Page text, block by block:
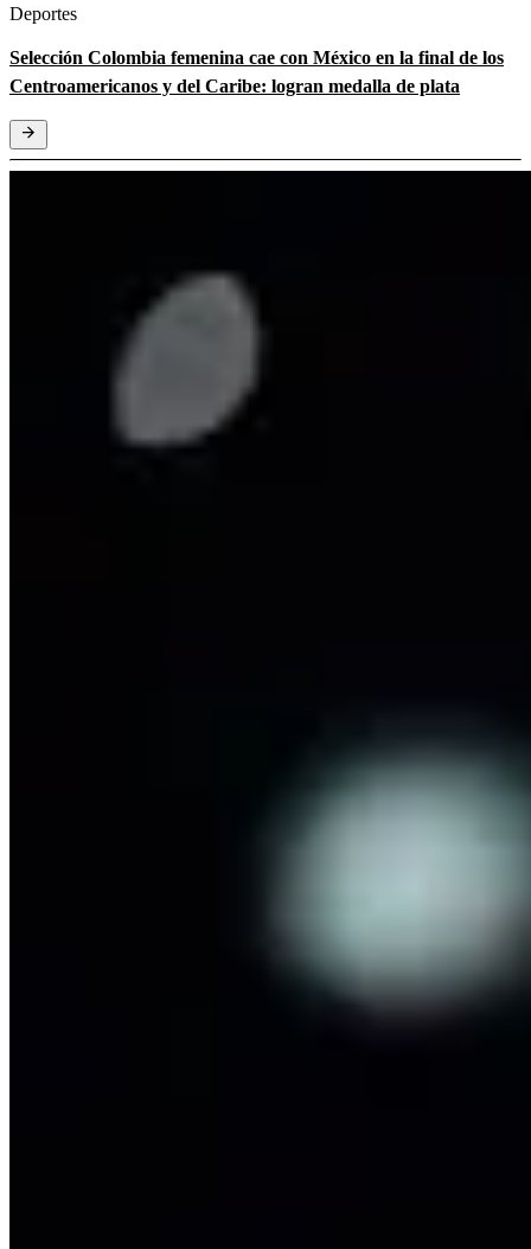
Deportes
Selección Colombia femenina cae con México en la final de los
Centroamericanos y del Caribe: logran medalla de plata